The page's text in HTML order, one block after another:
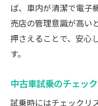
ば、車内が清潔で電子
売店の管理意識が高い
押さえることで、安心
す。
中古車試乗のチェッ
試乗時にはチェックリ